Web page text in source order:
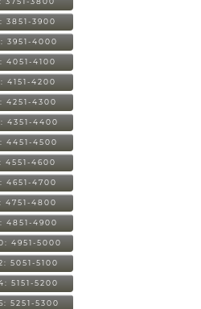
3851-3900
3951-4000
4051-4100
4151-4200
4251-4300
4351-4400
4451-4500
4551-4600
4651-4700
4751-4800
4851-4900
4951-5000
5051-5100
5151-5200
5251-5300